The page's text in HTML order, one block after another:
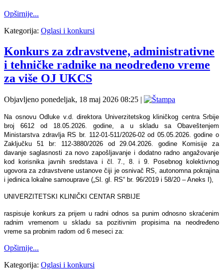
Opširnije...
Kategorija: Oglasi i konkursi
Konkurs za zdravstvene, administrativne
i tehničke radnike na neodređeno vreme
za više OJ UKCS
Objavljeno ponedeljak, 18 maj 2026 08:25 |
Na osnovu Odluke v.d. direktora Univerzitetskog kliničkog centra Srbije
broj 6612 od 18.05.2026. godine, a u skladu sa Obaveštenjem
Ministarstva zdravlјa RS br. 112-01-511/2026-02 od 05.05.2026. godine o
Zaklјučku 51 br: 112-3880/2026 od 29.04.2026. godine Komisije za
davanje saglasnosti za novo zapošlјavanje i dodatno radno angažovanje
kod korisnika javnih sredstava i čl. 7., 8. i 9. Posebnog kolektivnog
ugovora za zdravstvene ustanove čiji je osnivač RS, autonomna pokrajina
i jedinica lokalne samouprave („Sl. gl. RS“ br. 96/2019 i 58/20 – Aneks I),
UNIVERZITETSKI KLINIČKI CENTAR SRBIJE
raspisuje konkurs za prijem u radni odnos sa punim odnosno skraćenim
radnim vremenom u skladu sa pozitivnim propisima na neodređeno
vreme sa probnim radom od 6 meseci za:
Opširnije...
Kategorija: Oglasi i konkursi